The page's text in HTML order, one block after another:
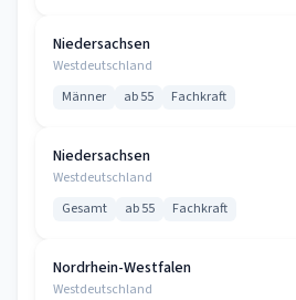
Niedersachsen
Westdeutschland
Männer ab 55 Fachkraft
Niedersachsen
Westdeutschland
Gesamt ab 55 Fachkraft
Nordrhein-Westfalen
Westdeutschland